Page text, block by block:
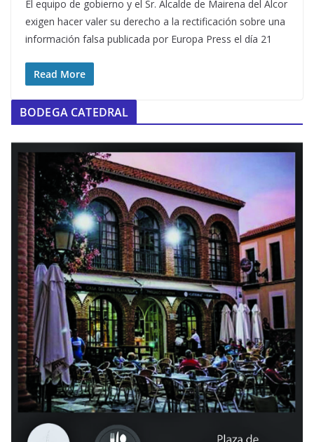
El equipo de gobierno y el Sr. Alcalde de Mairena del Alcor
exigen hacer valer su derecho a la rectificación sobre una
información falsa publicada por Europa Press el día 21
Read More
BODEGA CATEDRAL